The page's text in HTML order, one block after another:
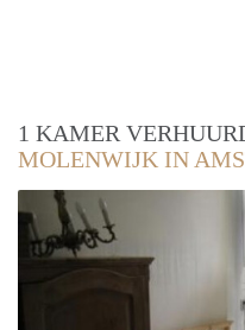
1 KAMER
MOLENWIJK IN